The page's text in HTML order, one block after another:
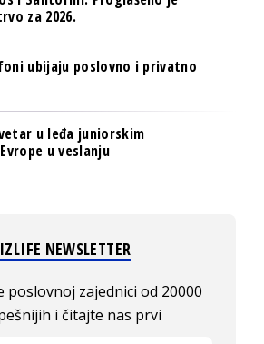
za 2026.
ubijaju poslovno i privatno
u leđa juniorskim
u veslanju
NEWSLETTER
poslovnoj zajednici od 20000
i čitajte nas prvi